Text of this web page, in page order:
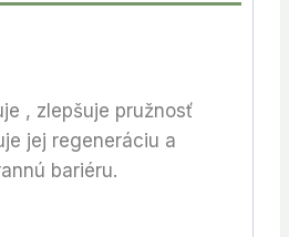
, zlepšuje pružnosť
jej regeneráciu a
bariéru.